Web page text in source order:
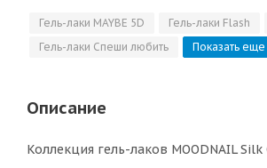
Гель-лаки MAYBE 5D Гель-лаки Flash
Гель-лаки Спеши любить
Показать еще
Описание
Коллекция гель-лаков MOODNAIL Silk